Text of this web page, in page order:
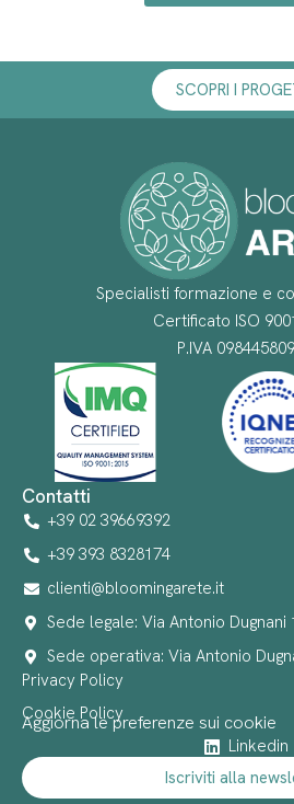
SCOPRI I
Specialisti formazione e
Certificato ISO
P.IVA
Contatti
+39 02 39669392
+39 393 8328174
clienti@bloomingarete.it
Sede legale: Via Antonio Dugnani
Sede operativa: Via Antonio
Privacy Policy
Cookie Policy
Aggiorna le preferenze sui cookie
Linkedin
Iscriviti alla